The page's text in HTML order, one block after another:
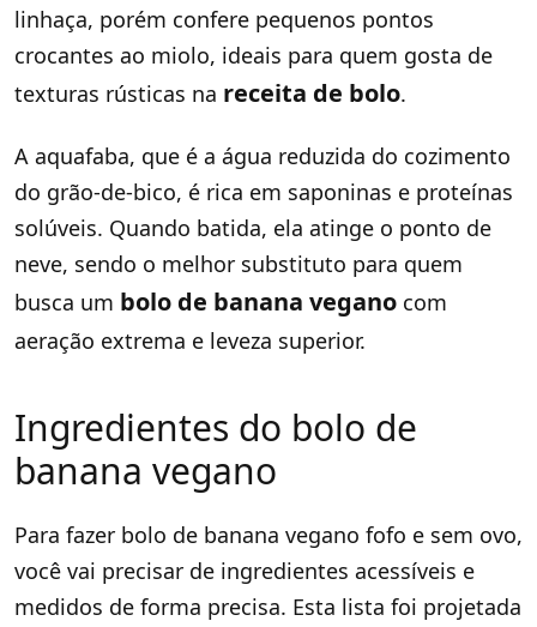
linhaça, porém confere pequenos pontos
crocantes ao miolo, ideais para quem gosta de
texturas rústicas na receita de bolo.
A aquafaba, que é a água reduzida do cozimento
do grão-de-bico, é rica em saponinas e proteínas
solúveis. Quando batida, ela atinge o ponto de
neve, sendo o melhor substituto para quem
busca um bolo de banana vegano com
aeração extrema e leveza superior.
Ingredientes do bolo de
banana vegano
Para fazer bolo de banana vegano fofo e sem ovo,
você vai precisar de ingredientes acessíveis e
medidos de forma precisa. Esta lista foi projetada